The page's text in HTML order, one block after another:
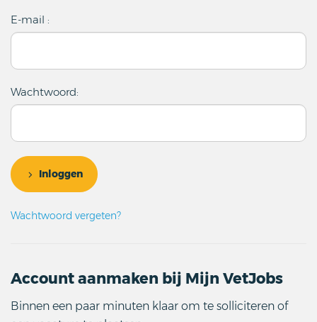
E-mail :
Wachtwoord:
Inloggen
Wachtwoord vergeten?
Account aanmaken bij Mijn VetJobs
Binnen een paar minuten klaar om te solliciteren of